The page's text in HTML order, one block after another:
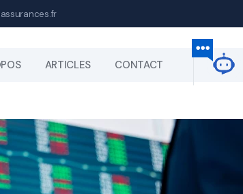
ARTICLES CONTACT